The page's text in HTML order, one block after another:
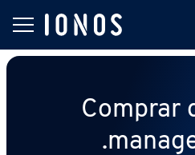
Comprar